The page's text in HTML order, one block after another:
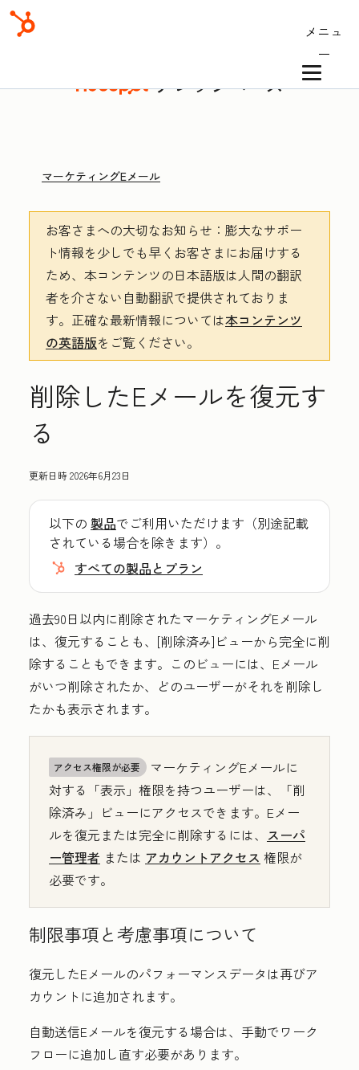
メニュ
ー
ナレッジベース
マーケティングEメール
お客さまへの大切なお知らせ ：膨大なサポー
ト情報を少しでも早くお客さまにお届けする
ため、本コンテンツの日本語版は人間の翻訳
者を介さない自動翻訳で提供されておりま
す。 正確な最新情報については本コンテンツ
の英語版をご覧ください。
削除したEメールを復元す
る
更新日時2026年6月23日
以下の 製品でご利用いただけます（別途記載
されている場合を除きます）。
すべての製品とプラン
過去90日以内に削除されたマーケティングEメール
は、復元することも、[削除済み]ビューから完全に削
除することもできます。このビューには、Eメール
がいつ削除されたか、どのユーザーがそれを削除し
たかも表示されます。
アクセス権限が必要
マーケティングEメールに
対する「表示」権限を持つユーザーは、「削
除済み 」ビューにアクセスできます。 Eメー
ルを復元または完全に削除するには、 スーパ
ー管理者 または アカウントアクセス 権限が
必要です。
制限事項と考慮事項について
復元したEメールのパフォーマンスデータは再びア
カウントに追加されます。
自動送信Eメールを復元する場合は、手動でワーク
フローに追加し直す必要があります。